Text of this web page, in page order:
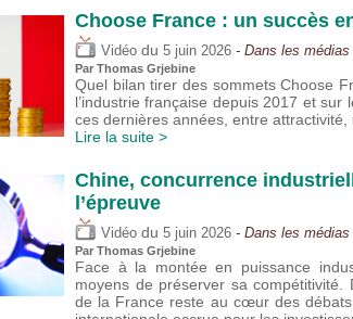
Choose France : un succès
Vidéo du 5 juin 2026 - Dans les médias
Par Thomas Grjebine
Quel bilan tirer des sommets Choose
l’industrie française depuis 2017 et
ces dernières années, entre attractivité,
Lire la suite >
Chine, concurrence
l’épreuve
Vidéo du 5 juin 2026 - Dans les médias
Par Thomas Grjebine
Face à la montée en puissance
moyens de préserver sa compétitivité.
de la France reste au cœur des